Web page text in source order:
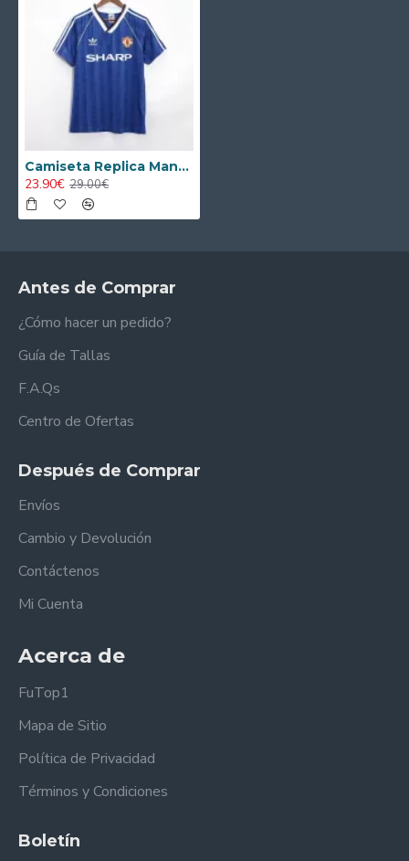
Camiseta Replica Manchester United Tercera Equipación 1988/90 Retro Clasico
23.90€ 29.00€
Antes de Comprar
¿Cómo hacer un pedido?
Guía de Tallas
F.A.Qs
Centro de Ofertas
Después de Comprar
Envíos
Cambio y Devolución
Contáctenos
Mi Cuenta
Acerca de
FuTop1
Mapa de Sitio
Política de Privacidad
Términos y Condiciones
Boletín